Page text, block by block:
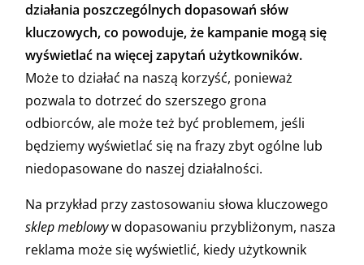
działania poszczególnych dopasowań słów
kluczowych, co powoduje, że kampanie mogą się
wyświetlać na więcej zapytań użytkowników.
Może to działać na naszą korzyść, ponieważ
pozwala to dotrzeć do szerszego grona
odbiorców, ale może też być problemem, jeśli
będziemy wyświetlać się na frazy zbyt ogólne lub
niedopasowane do naszej działalności.
Na przykład przy zastosowaniu słowa kluczowego
sklep meblowyw dopasowaniu przybliżonym, nasza
reklama może się wyświetlić, kiedy użytkownik